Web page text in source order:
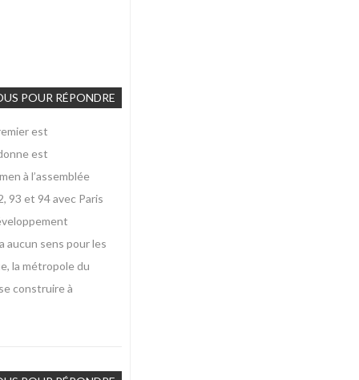
POUR RÉPONDRE
est
est
à l’assemblée
93 et 94 avec Paris
aucun sens pour les
la métropole du
construire à